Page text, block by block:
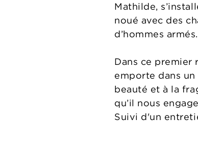
Mathilde,
noué avec des
d’hommes armés.
Dans ce premier
emporte dans
beauté et à la
qu’il nous
Suivi d'un